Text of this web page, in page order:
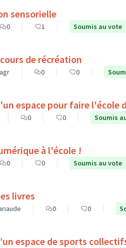
sensorielle
0 1 Soumis au vote
de récréation
0 0
espace pour faire l'école
0 0 Soumis
à l'école !
0 0 Soumis au vote
livres
0 0
espace de sports